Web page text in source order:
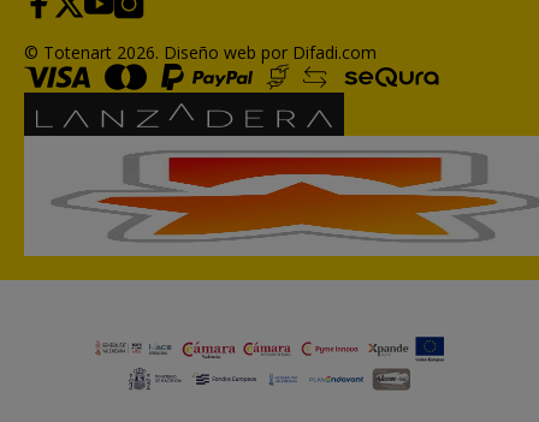
© Totenart 2026. Diseño web por Difadi.com